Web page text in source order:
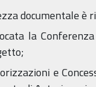
documentale è
la
e